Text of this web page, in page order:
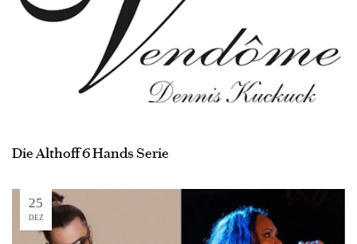
Die Althoff 6 Hands Serie
25
DEZ